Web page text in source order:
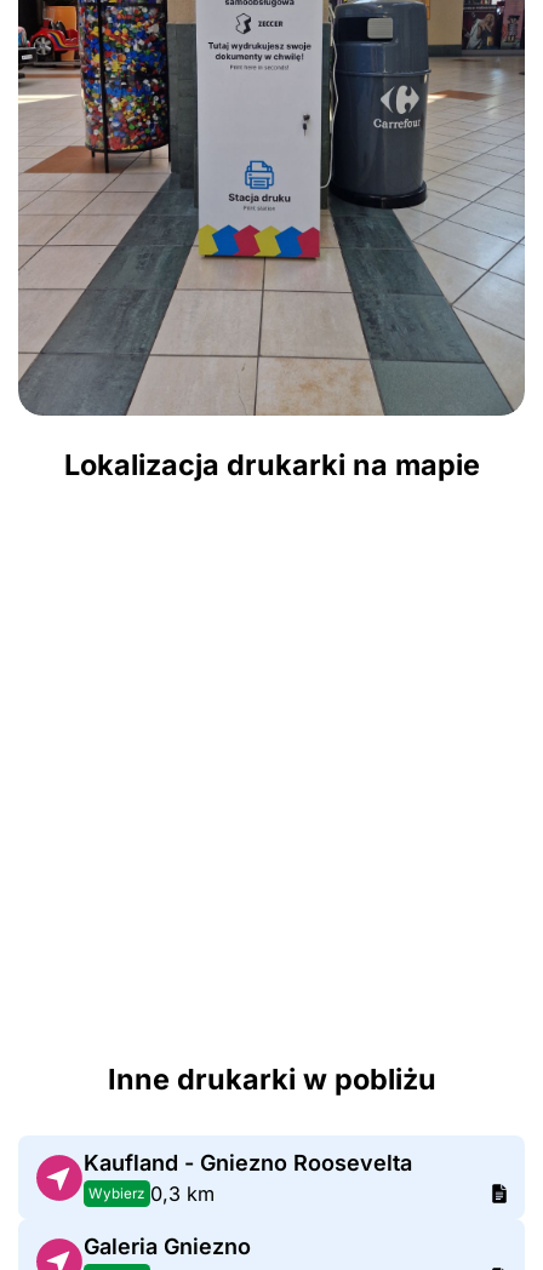
Lokalizacja drukarki na mapie
Inne drukarki w pobliżu
Kaufland - Gniezno Roosevelta
Wybierz 0,3 km
Galeria Gniezno